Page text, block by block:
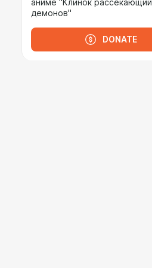
аниме "Клинок рассекающий
демонов"
DONATE